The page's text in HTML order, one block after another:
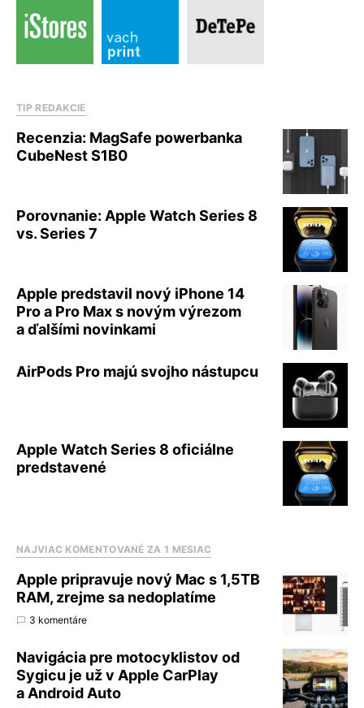
TIP REDAKCIE
Recenzia: MagSafe powerbanka
CubeNest S1B0
Porovnanie: Apple Watch Series 8
vs. Series 7
Apple predstavil nový iPhone 14
Pro a Pro Max s novým výrezom
a ďalšími novinkami
AirPods Pro majú svojho nástupcu
Apple Watch Series 8 oficiálne
predstavené
NAJVIAC KOMENTOVANÉ ZA 1 MESIAC
Apple pripravuje nový Mac s 1,5TB
RAM, zrejme sa nedoplatíme
3 komentáre
Navigácia pre motocyklistov od
Sygicu je už v Apple CarPlay
a Android Auto